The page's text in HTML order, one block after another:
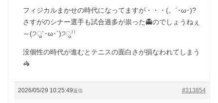
フィジカルまかせの時代になってますが・・・(。´･ω･)?
さすがのシナー選手も試合過多が祟った👻のでしょうねぇ
～(੭ु´･ω･`)੭ु⁾⁾
没個性の時代が進むとテニスの面白さが損なわれてしまう
🦓
2026/05/29 10:25:49 #313854
返信